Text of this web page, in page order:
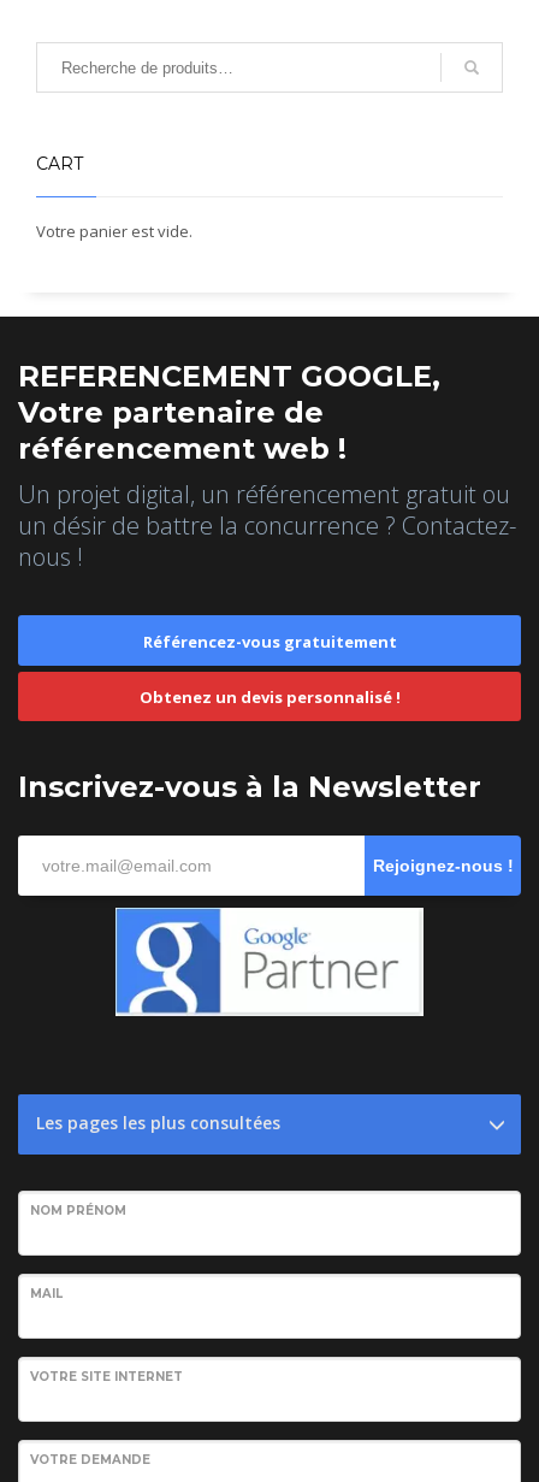
CART
Votre panier est vide.
REFERENCEMENT GOOGLE,
Votre partenaire de
référencement web !
Un projet digital, un référencement gratuit ou
un désir de battre la concurrence ? Contactez-
nous !
Référencez-vous gratuitement
Obtenez un devis personnalisé !
Inscrivez-vous à la Newsletter
Rejoignez-nous !
Les pages les plus consultées
NOM PRÉNOM
MAIL
VOTRE SITE INTERNET
VOTRE DEMANDE